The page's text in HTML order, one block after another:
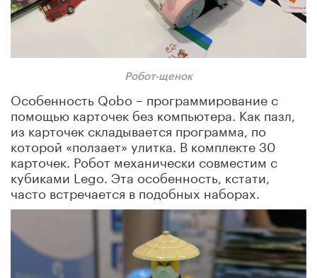
Робот-щенок
Особенность Qobo – программирование с
помощью карточек без компьютера. Как пазл,
из карточек складывается программа, по
которой «ползает» улитка. В комплекте 30
карточек. Робот механически совместим с
кубиками Lego. Эта особенность, кстати,
часто встречается в подобных наборах.